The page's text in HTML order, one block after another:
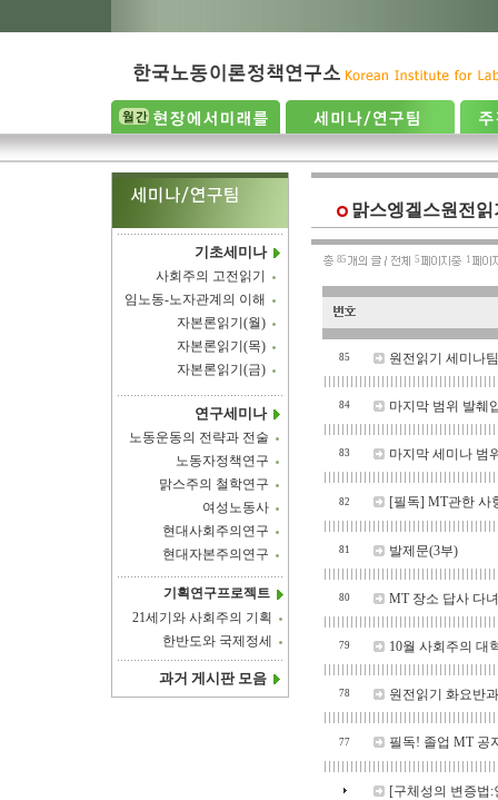
기초세미나
사회주의 고전읽기
임노동-노자관계의 이해
자본론읽기(월)
자본론읽기(목)
자본론읽기(금)
연구세미나
노동운동의 전략과 전술
노동자정책연구
맑스주의 철학연구
여성노동사
현대사회주의연구
현대자본주의연구
기획연구프로젝트
21세기와 사회주의 기획
한반도와 국제정세
과거 게시판 모음
맑스엥겔스원전읽
85 5 1
85 원전읽기 세미나
84 마지막 범위 발췌
83 마지막 세미나 범
82 [필독] MT관한 사
81 발제문(3부)
80 MT 장소 답사 다
79 10월 사회주의 대
78 원전읽기 화요반
77 필독! 졸업 MT 공
[구체성의 변증법